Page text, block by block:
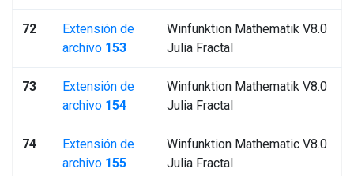
72
Extensión de
archivo 153
Winfunktion Mathematik V8.0
Julia Fractal
73
Extensión de
archivo 154
Winfunktion Mathematik V8.0
Julia Fractal
74
Extensión de
archivo 155
Winfunktion Mathematic V8.0
Julia Fractal